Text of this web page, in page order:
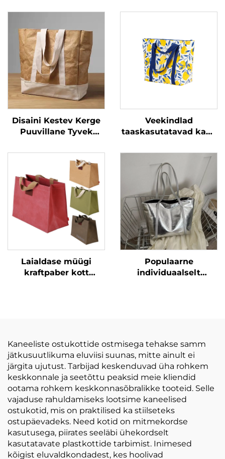
Disaini Kestev Kerge
Puuvillane Tyvek
Veesoojendav Duponti
Lina Tyvek Tootekott
Logodega
Veekindlad
taaskasutatavad kahe
ostekotid
laminatsiooniga PP
kootud sulguriga
kandikotid
reklaammustriga
tähtede disainiga
Laialdase müügi
kraftpaber kott
Populaarne
individuaalselt
individuaalselt
kujundatud logodega
ostukotid
Kaneeliste ostukottide ostmisega tehakse samm
jätkusuutlikuma eluviisi suunas, mitte ainult ei
järgita ujutust. Tarbijad keskenduvad üha rohkem
keskkonnale ja seetõttu peaksid meie kliendid
ootama rohkem keskkonnasõbralikke tooteid. Selle
vajaduse rahuldamiseks lootsime kaneelised
ostukotid, mis on praktilised ka stiilseteks
ostupäevadeks. Need kotid on mitmekordse
kasutusega, piirates seeläbi ühekordselt
kasutatavate plastkottide tarbimist. Inimesed
kõigist eluvaldkondadest, kes hoolivad